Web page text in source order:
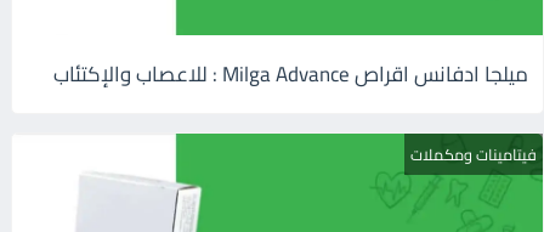
ميلجا ادفانس اقراص Milga Advance : للاعصاب والإكتئاب
فيتامينات ومكملات